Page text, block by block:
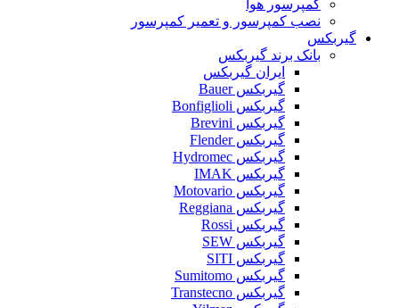
کمپرسور هوا
نصب کمپرسور و تعمیر کمپرسور
گیربکس
بانک برند گیربکس
ایران گیربکس
گیربکس Bauer
گیربکس Bonfiglioli
گیربکس Brevini
گیربکس Flender
گیربکس Hydromec
گیربکس IMAK
گیربکس Motovario
گیربکس Reggiana
گیربکس Rossi
گیربکس SEW
گیربکس SITI
گیربکس Sumitomo
گیربکس Transtecno